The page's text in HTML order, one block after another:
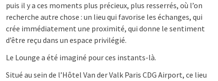
puis il y a ces moments plus précieux, plus resserrés, où l’on
recherche autre chose : un lieu qui favorise les échanges, qui
crée immédiatement une proximité, qui donne le sentiment
d’être reçu dans un espace privilégié.
Le Lounge a été imaginé pour ces instants-là.
Situé au sein de l’Hôtel Van der Valk Paris CDG Airport, ce lieu